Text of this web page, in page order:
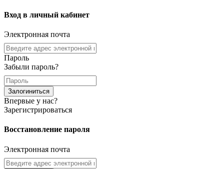
Вход в личный кабинет
Электронная почта
Пароль
Забыли пароль?
Залогиниться
Впервые у нас?
Зарегистрироваться
Восстановление пароля
Электронная почта